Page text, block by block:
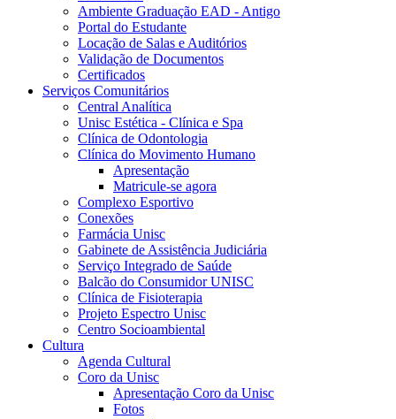
Ambiente Graduação EAD - Antigo
Portal do Estudante
Locação de Salas e Auditórios
Validação de Documentos
Certificados
Serviços Comunitários
Central Analítica
Unisc Estética - Clínica e Spa
Clínica de Odontologia
Clínica do Movimento Humano
Apresentação
Matricule-se agora
Complexo Esportivo
Conexões
Farmácia Unisc
Gabinete de Assistência Judiciária
Serviço Integrado de Saúde
Balcão do Consumidor UNISC
Clínica de Fisioterapia
Projeto Espectro Unisc
Centro Socioambiental
Cultura
Agenda Cultural
Coro da Unisc
Apresentação Coro da Unisc
Fotos